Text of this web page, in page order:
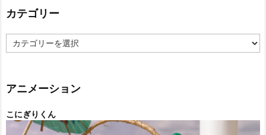
カテゴリー
テ
ー
アニメーション
こにぎりくん